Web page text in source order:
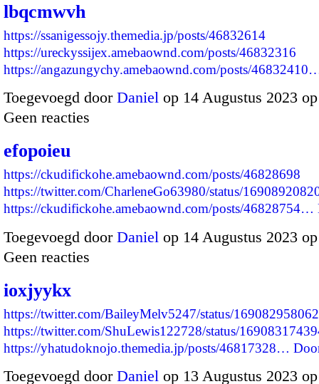
lbqcmwvh
https://ssanigessojy.themedia.jp/posts/46832614
https://ureckyssijex.amebaownd.com/posts/46832316
https://angazungychy.amebaownd.com/posts/
Toegevoegd door Daniel op 14 Augustus 2023
Geen reacties
efopoieu
https://ckudifickohe.amebaownd.com/posts/46828698
https://twitter.com/CharleneGo63980/status/
https://ckudifickohe.amebaownd.com/posts/46828754…
Toegevoegd door Daniel op 14 Augustus 2023
Geen reacties
ioxjyykx
https://twitter.com/BaileyMelv5247/status/
https://twitter.com/ShuLewis122728/status/
https://yhatudoknojo.themedia.jp/posts/46817328…
Toegevoegd door Daniel op 13 Augustus 2023